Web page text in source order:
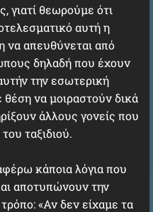
γιατί θεωρούμε ότι
αυτή η
να απευθύνεται από
δηλαδή που έχουν
την εσωτερική
θέση να μοιραστούν δικά
άλλους γονείς που
ταξιδιού.
κάποια λόγια που
αποτυπώνουν την
«Αν δεν είχαμε τα